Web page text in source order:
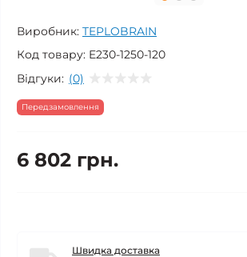
Виробник: TEPLOBRAIN
Код товару: E230-1250-120
Відгуки: (0)
Передзамовлення
6 802 грн.
Швидка доставка